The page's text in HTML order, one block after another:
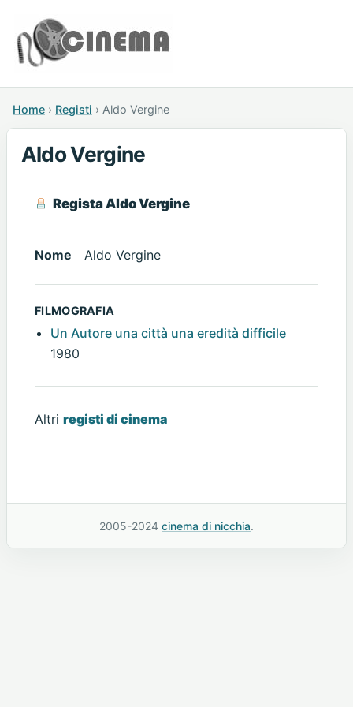
Home › Registi › Aldo Vergine
Aldo Vergine
Regista Aldo Vergine
Nome Aldo Vergine
FILMOGRAFIA
Un Autore una città una eredità difficile
1980
Altriregisti di cinema
2005-2024 cinema di nicchia.